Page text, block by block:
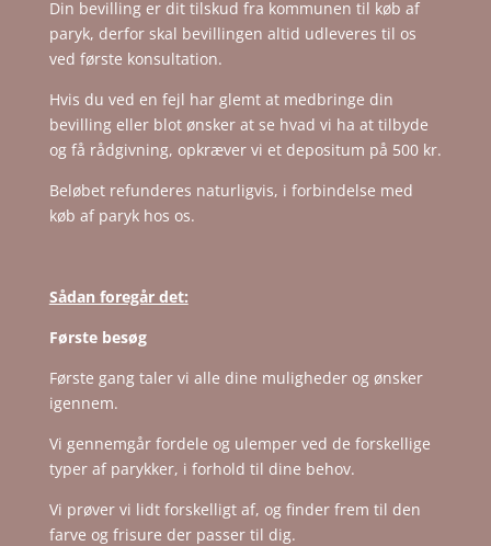
Din bevilling er dit tilskud fra kommunen til køb af
paryk, derfor skal bevillingen altid udleveres til os
ved første konsultation.
Hvis du ved en fejl har glemt at medbringe din
bevilling eller blot ønsker at se hvad vi ha at tilbyde
og få rådgivning, opkræver vi et depositum på 500 kr.
Beløbet refunderes naturligvis, i forbindelse med
køb af paryk hos os.
Sådan foregår det:
Første besøg
Første gang taler vi alle dine muligheder og ønsker
igennem.
Vi gennemgår fordele og ulemper ved de forskellige
typer af parykker, i forhold til dine behov.
Vi prøver vi lidt forskelligt af, og finder frem til den
farve og frisure der passer til dig.